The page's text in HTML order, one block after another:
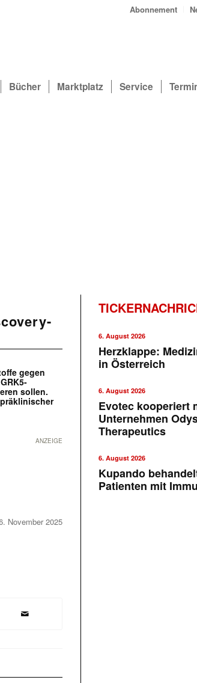
Abonnement
Bücher Marktplatz Service
gegen
sollen.
ANZEIGE
November 2025
6. August 2026
Herzklappe:
in Österreich
6. August 2026
Evotec kooperiert
Unternehmen
Therapeutics
6. August 2026
Kupando
Patienten mit